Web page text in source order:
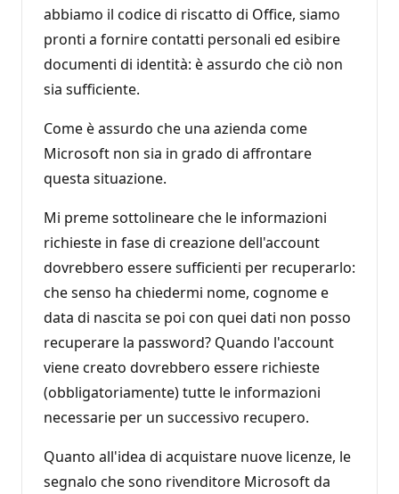
abbiamo il codice di riscatto di Office, siamo
pronti a fornire contatti personali ed esibire
documenti di identità: è assurdo che ciò non
sia sufficiente.
Come è assurdo che una azienda come
Microsoft non sia in grado di affrontare
questa situazione.
Mi preme sottolineare che le informazioni
richieste in fase di creazione dell'account
dovrebbero essere sufficienti per recuperarlo:
che senso ha chiedermi nome, cognome e
data di nascita se poi con quei dati non posso
recuperare la password? Quando l'account
viene creato dovrebbero essere richieste
(obbligatoriamente) tutte le informazioni
necessarie per un successivo recupero.
Quanto all'idea di acquistare nuove licenze, le
segnalo che sono rivenditore Microsoft da